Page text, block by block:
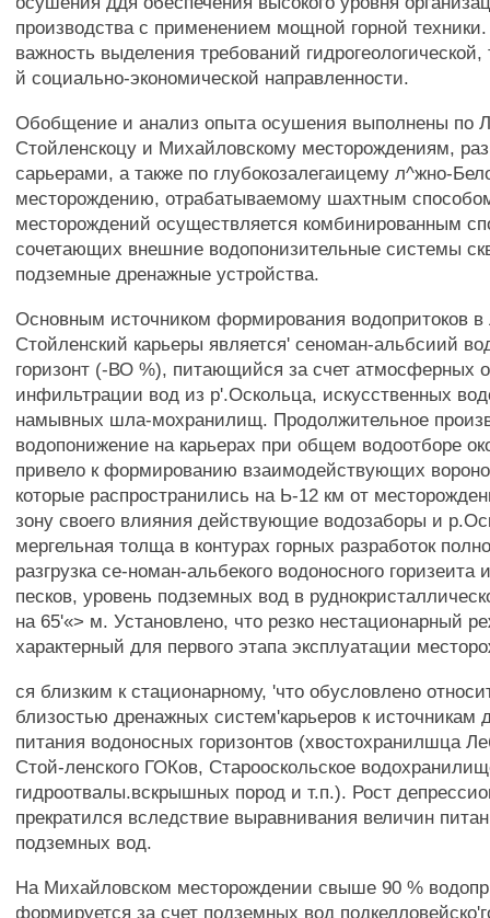
производства с применением мощной горной
важность выделения требований гидрогеологической,
й социально-экономической направленности.
Обобщение и анализ опыта осушения выполнены по
Стойленскоцу и Михайловскому месторождениям,
сарьерами, а также по глубокозалегаицему л^жно-
месторождению, отрабатываемому шахтным
месторождений осуществляется комбинированным
сочетающих внешние водопонизительные системы
подземные дренажные устройства.
Основным источником формирования водопритоков
Стойленский карьеры является' сеноман-альбсиий
горизонт (-ВО %), питающийся за счет атмосферных
инфильтрации вод из р'.Оскольца, искусственных
намывных шла-мохранилищ. Продолжительное
водопонижение на карьерах при общем водоотборе
привело к формированию взаимодействующих
которые распространились на Ь-12 км от
зону своего влияния действующие водозаборы и
мергельная толща в контурах горных разработок
разгрузка се-номан-альбекого водоносного
песков, уровень подземных вод в
на 65'«> м. Установлено, что резко нестационарный
характерный для первого этапа эксплуатации
ся близким к стационарному, 'что обусловлено
близостью дренажных систем'карьеров к источникам
питания водоносных горизонтов (хвостохранилшца
Стой-ленского ГОКов, Старооскольское
гидроотвалы.вскрышных пород и т.п.). Рост
прекратился вследствие выравнивания величин
подземных вод.
На Михайловском месторождении свыше 90 %
формируется за счет подземных вод